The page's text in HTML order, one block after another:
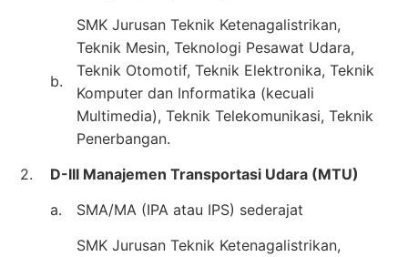
b.
SMK Jurusan Teknik Ketenagalistrikan,
Teknik Mesin, Teknologi Pesawat Udara,
Teknik Otomotif, Teknik Elektronika, Teknik
Komputer dan Informatika (kecuali
Multimedia), Teknik Telekomunikasi, Teknik
Penerbangan.
2.
D-III Manajemen Transportasi Udara (MTU)
a.
SMA/MA (IPA atau IPS) sederajat
SMK Jurusan Teknik Ketenagalistrikan,